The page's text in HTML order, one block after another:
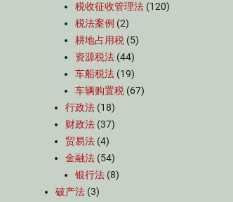
税收征收管理法 (120)
税法案例 (2)
耕地占用税 (5)
资源税法 (44)
车船税法 (19)
车辆购置税 (67)
行政法 (18)
财政法 (37)
贸易法 (4)
金融法 (54)
银行法 (8)
破产法 (3)